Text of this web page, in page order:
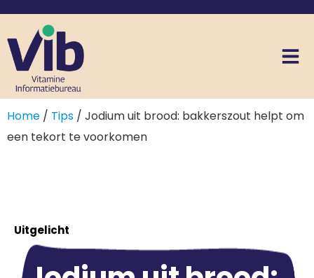
Home / Tips / Jodium uit brood: bakkerszout helpt om
een tekort te voorkomen
Uitgelicht